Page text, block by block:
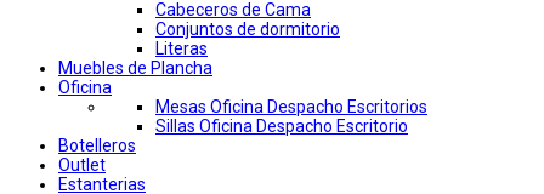
Cabeceros de Cama
Conjuntos de dormitorio
Literas
Muebles de Plancha
Oficina
Mesas Oficina Despacho Escritorios
Sillas Oficina Despacho Escritorio
Botelleros
Outlet
Estanterias